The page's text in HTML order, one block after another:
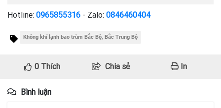
Hotline: 0965855316 - Zalo: 0846460404
Không khí lạnh bao trùm Bắc Bộ, Bắc Trung Bộ
0Thích Chia sẻ In
Bình luận